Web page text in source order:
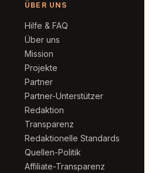
ÜBER UNS
Hilfe & FAQ
Über uns
Mission
Projekte
Partner
Partner-Unterstützer
Redaktion
Transparenz
Redaktionelle Standards
Quellen-Politik
Affiliate-Transparenz